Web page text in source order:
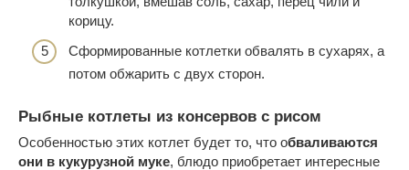
корицу.
Сформированные котлетки обвалять в сухарях, а
потом обжарить с двух сторон.
Рыбные котлеты из консервов с рисом
Особенностью этих котлет будет то, что обваливаются
они в кукурузной муке, блюдо приобретает интересные